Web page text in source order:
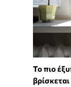
To πιο